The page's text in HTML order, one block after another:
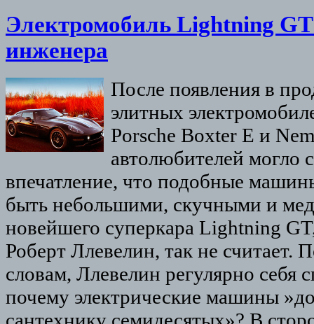
Электромобиль Lightning GT
инженера
После появления в
элитных
Porsche Boxter E и
автолюбителей могло
впечатление, что подобные
быть небольшими, скучными и
новейшего суперкара Lightning
Роберт Ллевелин, так не считает.
словам, Ллевелин регулярно себя
почему электрические машины